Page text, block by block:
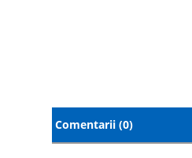
Comentarii (0)